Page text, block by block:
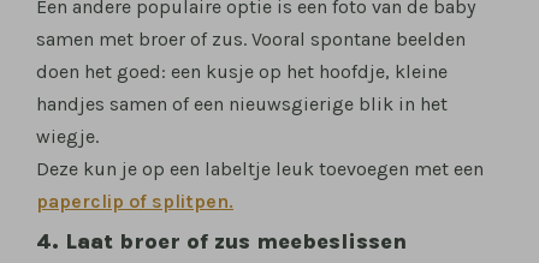
Een andere populaire optie is een foto van de baby
samen met broer of zus. Vooral spontane beelden
doen het goed: een kusje op het hoofdje, kleine
handjes samen of een nieuwsgierige blik in het
wiegje.
Deze kun je op een labeltje leuk toevoegen met een
paperclip of splitpen.
4. Laat broer of zus meebeslissen